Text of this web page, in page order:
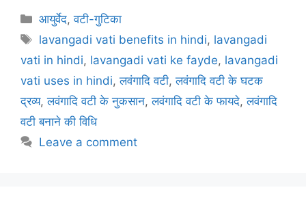
c
e
b
o
o
k
itt
er
ai
l
e
st
s
A
p
p
gr
a
m
e
Categories
आयुर्वेद,वटी-गुटिका
Tags
lavangadi vati benefits in hindi, lavangadi
vati in hindi, lavangadi vati ke fayde, lavangadi
vati uses in hindi,लवंगादि वटी,लवंगादि वटी के घटक
द्रव्य,लवंगादि वटी के नुकसान,लवंगादि वटी के फायदे,लवंगादि
वटी बनाने की विधि
Leave a comment